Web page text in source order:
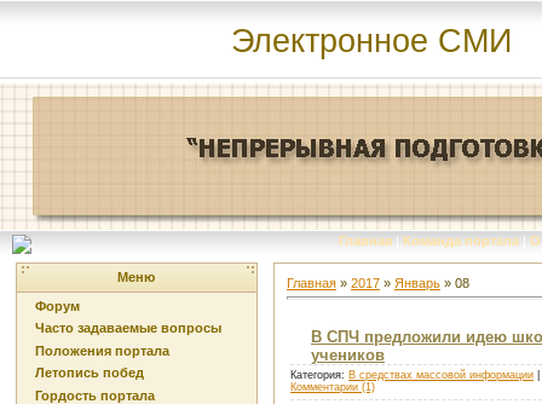
Электронное СМИ
Главная | Команда портала | О
Меню
Форум
Часто задаваемые вопросы
Положения портала
Летопись побед
Гордость портала
Главная » 2017 » Январь » 08
В СПЧ предложили идею
учеников
Категория: В средствах массовой информации
Комментарии (1)